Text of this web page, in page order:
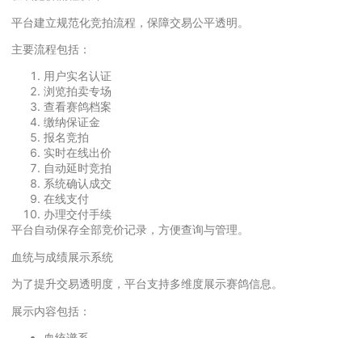
平台建立规范化竞拍流程，保障交易公平透明。
主要流程包括：
用户实名认证
浏览拍卖专场
查看赛鸽档案
缴纳保证金
报名竞拍
实时在线出价
自动延时竞拍
系统确认成交
在线支付
办理交付手续
平台自动保存全部竞价记录，方便查询与管理。
血统与成绩展示系统
为了提升交易透明度，平台支持多维度展示赛鸽信息。
展示内容包括：